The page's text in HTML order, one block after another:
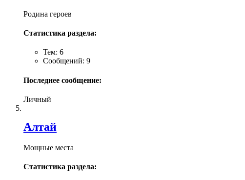
Родина героев
Статистика раздела:
Тем: 6
Сообщений: 9
Последнее сообщение:
Личный
Алтай
Мощные места
Статистика раздела: